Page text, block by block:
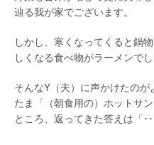
辿る我が家でございます。
しかし、寒くなってくると鍋
しくなる食べ物がラーメンでし
そんなY（夫）に声かけたの
たま「（朝食用の）ホットサ
ところ、返ってきた答えは「･･